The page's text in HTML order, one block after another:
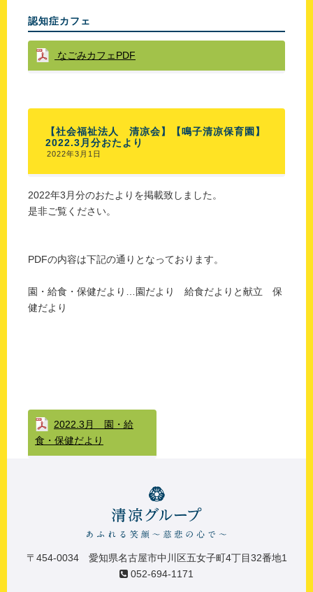
認知症カフェ
なごみカフェPDF
【社会福祉法人 清凉会】【鳴子清凉保育園】
2022.3月分おたより
2022年3月1日
2022年3月分のおたよりを掲載致しました。
是非ご覧ください。
PDFの内容は下記の通りとなっております。
園・給食・保健だより…園だより 給食だよりと献立 保
健だより
2022.3月 園・給
食・保健だより
〒454-0034 愛知県名古屋市中川区五女子町4丁目32番地1
052-694-1171